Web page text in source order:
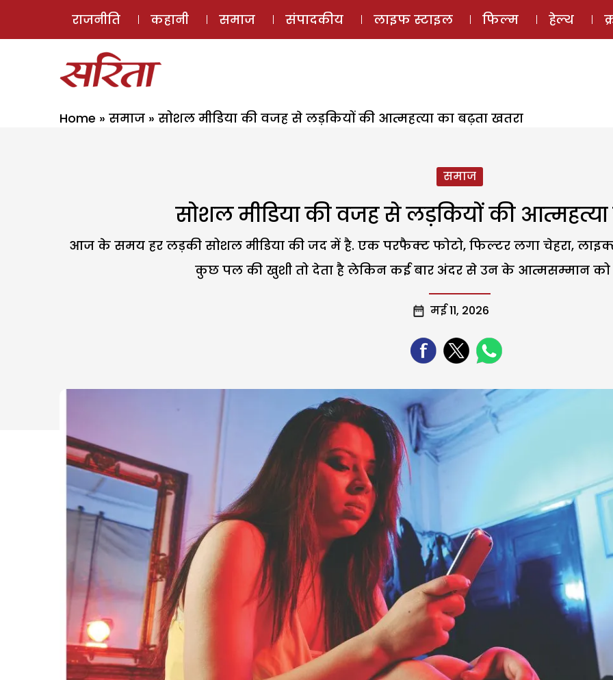
ई-मैगज़ीन
राजनीति कहानी समाज संपादकीय लाइफ स्टाइल फिल्म हेल्थ
Home » समाज » सोशल मीडिया की वजह से लड़कियों की आत्महत्या का बढ़ता खतरा
समाज
सोशल मीडिया की वजह से लड़कियों की आत्महत्या
आज के समय हर लड़की सोशल मीडिया की जद में है. एक परफैक्ट फोटो, फिल्टर लगा चेहरा,
कुछ पल की खुशी तो देता है लेकिन कई बार अंदर से उन के आत्मसम्मान को
मई 11, 2026